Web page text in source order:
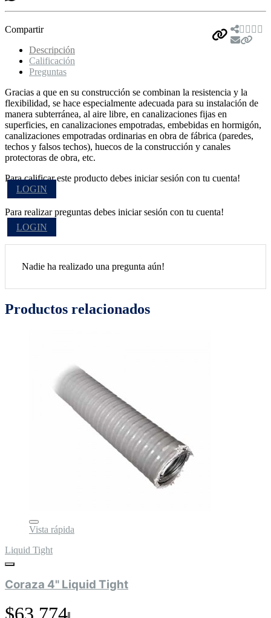
Compartir
Descripción
Calificación
Preguntas
Gracias a que en su construcción se combinan la resistencia y la
flexibilidad, se hace especialmente adecuada para su instalación de
manera subterránea, al aire libre, en canalizaciones fijas en
superficies, en canalizaciones empotradas, embebidas en hormigón,
canalizaciones empotradas ordinarias en obra de fábrica (paredes,
techos y falsos techos), huecos de la construcción y canales
protectoras de obra, etc.
Para calificar este producto debes iniciar sesión con tu cuenta!
LOGIN
Para realizar preguntas debes iniciar sesión con tu cuenta!
LOGIN
Nadie ha realizado una pregunta aún!
Productos relacionados
Vista rápida
Liquid Tight
Coraza 4" Liquid Tight